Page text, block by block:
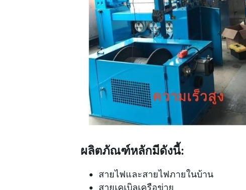
ผลิตภัณฑ์หลักมีดังนี้:
สายไฟและสายไฟภายในบ้าน
สายเคเบิลเครือข่าย